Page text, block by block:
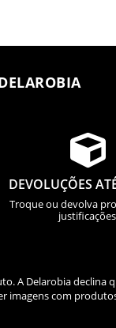

DEVOLUÇÕES
Troque ou devolva
A Delarobia declina
imagens com